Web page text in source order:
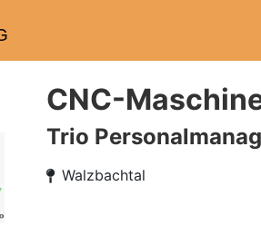
CNC-
Trio
Walzbachtal